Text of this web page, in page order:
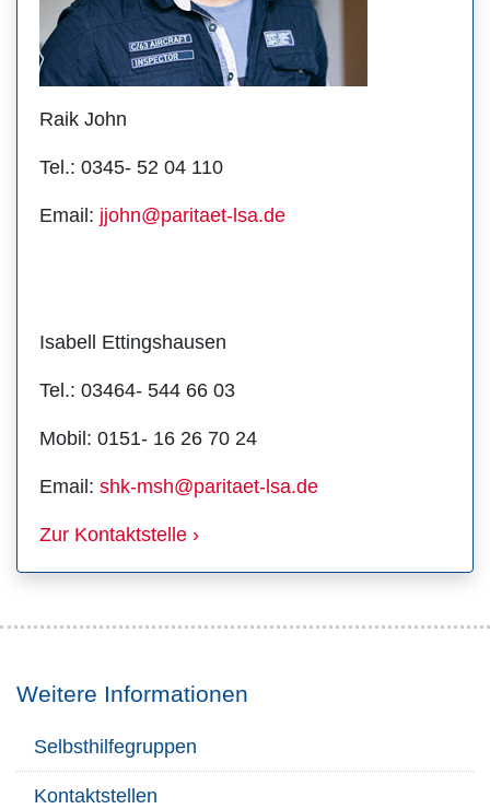
Raik John
Tel.: 0345- 52 04 110
Email: jjohn@paritaet-lsa.de
Isabell Ettingshausen
Tel.: 03464- 544 66 03
Mobil: 0151- 16 26 70 24
Email: shk-msh@paritaet-lsa.de
Zur Kontaktstelle ›
Weitere Informationen
Selbsthilfegruppen
Kontaktstellen